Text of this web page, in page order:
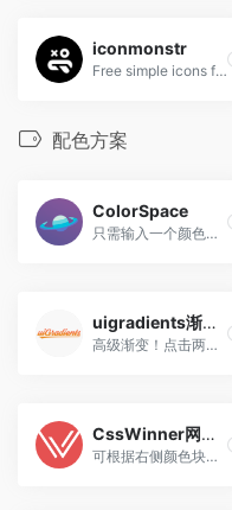
iconmonstr
Free simple icons for your next project
配色方案
ColorSpace
只需输入一个颜色，就能生成漂亮的颜色调色板。
uigradients渐变色
高级渐变！点击两侧按钮可选更多色彩
CssWinner网页色彩参考
可根据右侧颜色块展现最流行的网页CSS画廊